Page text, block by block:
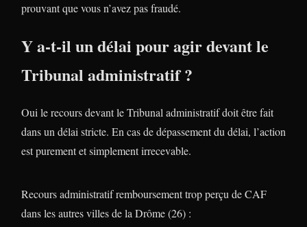
prouvant que vous n’avez pas fraudé.
Y a-t-il un délai pour agir devant le
Tribunal administratif ?
Oui le recours devant le Tribunal administratif doit être fait
dans un délai stricte. En cas de dépassement du délai, l’action
est purement et simplement irrecevable.
Recours administratif remboursement trop perçu de CAF
dans les autres villes de la Drôme (26) :